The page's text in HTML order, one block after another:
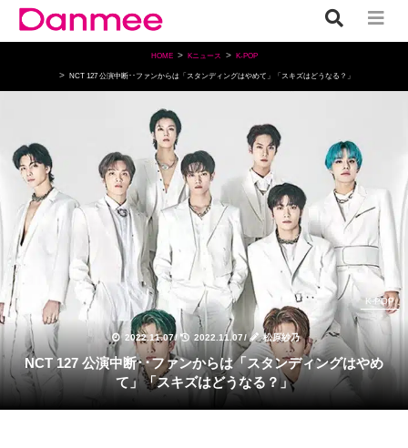
HOME Kニュース K-POP
NCT 127 公演中断･･ファンからは「スタンディングはやめて」「スキズはどうなる？」
2022.11.07/ 2022.11.07/ 松原紗乃
K-POP
NCT 127 公演中断･･ファンからは「スタンディングはやめ
て」「スキズはどうなる？」